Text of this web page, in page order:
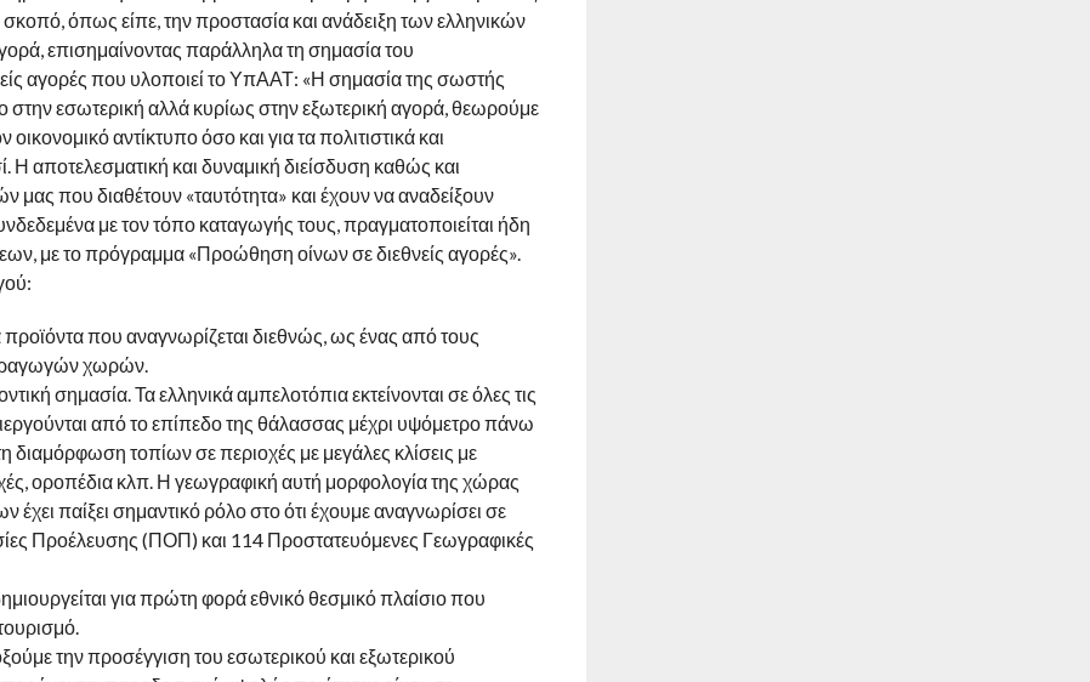
όπως είπε, την προστασία και ανάδειξη των ελληνικών
επισημαίνοντας παράλληλα τη σημασία του
αγορές που υλοποιεί το ΥπΑΑΤ: «Η σημασία της σωστής
στην εσωτερική αλλά κυρίως στην εξωτερική αγορά, θεωρούμε
οικονομικό αντίκτυπο όσο και για τα πολιτιστικά και
Η αποτελεσματική και δυναμική διείσδυση καθώς και
που διαθέτουν «ταυτότητα» και έχουν να αναδείξουν
με τον τόπο καταγωγής τους, πραγματοποιείται ήδη
με το πρόγραμμα «Προώθηση οίνων σε διεθνείς αγορές».
προϊόντα που αναγνωρίζεται διεθνώς, ως ένας από τους
χωρών.
σημασία. Τα ελληνικά αμπελοτόπια εκτείνονται σε όλες τις
από το επίπεδο της θάλασσας μέχρι υψόμετρο πάνω
διαμόρφωση τοπίων σε περιοχές με μεγάλες κλίσεις με
οροπέδια κλπ. Η γεωγραφική αυτή μορφολογία της χώρας
έχει παίξει σημαντικό ρόλο στο ότι έχουμε αναγνωρίσει σε
Προέλευσης (ΠΟΠ) και 114 Προστατευόμενες Γεωγραφικές
για πρώτη φορά εθνικό θεσμικό πλαίσιο που
την προσέγγιση του εσωτερικού και εξωτερικού